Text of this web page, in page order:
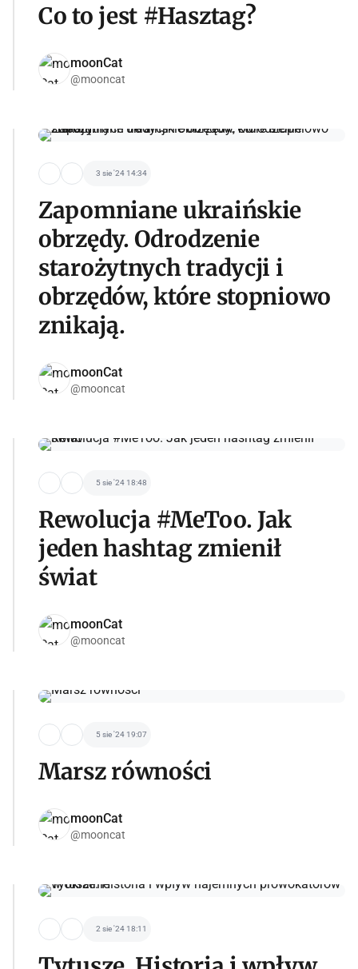
Co to jest #Hasztag?
moonCat
@mooncat
3 sie '24 14:34
Zapomniane ukraińskie
obrzędy. Odrodzenie
starożytnych tradycji i
obrzędów, które stopniowo
znikają.
moonCat
@mooncat
5 sie '24 18:48
Rewolucja #MeToo. Jak
jeden hashtag zmienił
świat
moonCat
@mooncat
5 sie '24 19:07
Marsz równości
moonCat
@mooncat
2 sie '24 18:11